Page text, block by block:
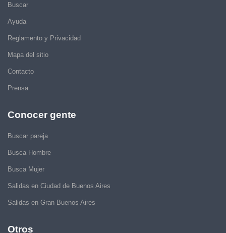
Buscar
Ayuda
Reglamento y Privacidad
Mapa del sitio
Contacto
Prensa
Conocer gente
Buscar pareja
Busca Hombre
Busca Mujer
Salidas en Ciudad de Buenos Aires
Salidas en Gran Buenos Aires
Otros